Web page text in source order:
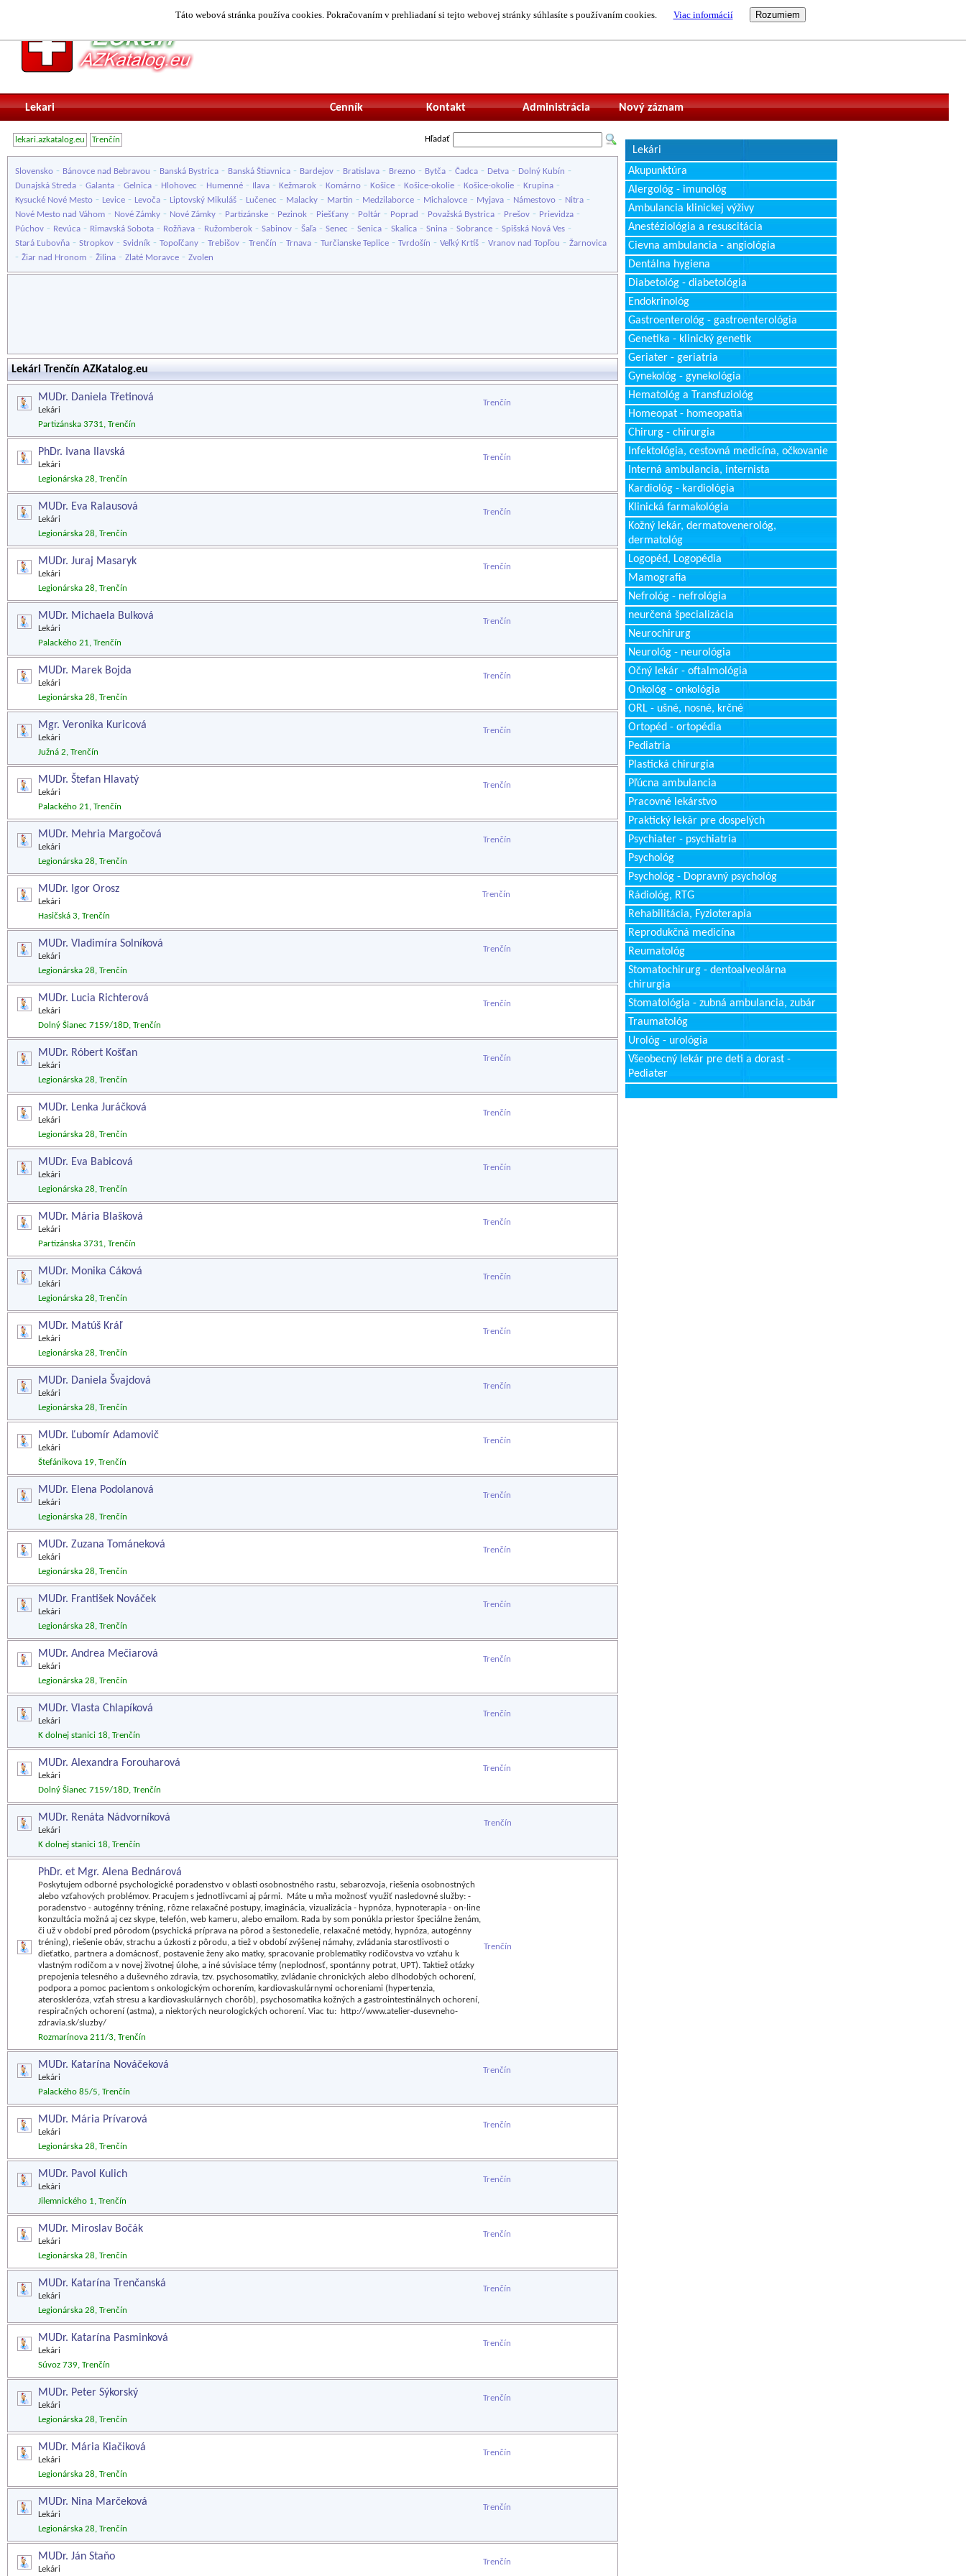
Táto webová stránka používa cookies. Pokračovaním v prehliadaní si tejto webovej stránky súhlasíte s používaním cookies. Viac informácií
Lekari Nový záznam
Administrácia
Kontakt
Cenník
lekari.azkatalog.eu Trenčín Hľadať
Slovensko - Bánovce nad Bebravou - Banská Bystrica - Banská Štiavnica - Bardejov - Bratislava - Brezno - Bytča - Čadca - Detva - Dolný Kubín -
Dunajská Streda - Galanta - Gelnica - Hlohovec - Humenné - Ilava - Kežmarok - Komárno - Košice - Košice-okolie - Košice-okolie - Krupina -
Kysucké Nové Mesto - Levice - Levoča - Liptovský Mikuláš - Lučenec - Malacky - Martin - Medzilaborce - Michalovce - Myjava - Námestovo - Nitra -
Nové Mesto nad Váhom - Nové Zámky - Nové Zámky - Partizánske - Pezinok - Piešťany - Poltár - Poprad - Považská Bystrica - Prešov - Prievidza -
Púchov - Revúca - Rimavská Sobota - Rožňava - Ružomberok - Sabinov - Šaľa - Senec - Senica - Skalica - Snina - Sobrance - Spišská Nová Ves -
Stará Ľubovňa - Stropkov - Svidník - Topoľčany - Trebišov - Trenčín - Trnava - Turčianske Teplice - Tvrdošín - Veľký Krtíš - Vranov nad Topľou - Žarnovica
- Žiar nad Hronom - Žilina - Zlaté Moravce - Zvolen
Lekári Trenčín AZKatalog.eu
MUDr. Daniela Třetinová
Lekári
Trenčín
Partizánska 3731, Trenčín
PhDr. Ivana Ilavská
Lekári
Trenčín
Legionárska 28, Trenčín
MUDr. Eva Ralausová
Lekári
Trenčín
Legionárska 28, Trenčín
MUDr. Juraj Masaryk
Lekári
Trenčín
Legionárska 28, Trenčín
MUDr. Michaela Bulková
Lekári
Trenčín
Palackého 21, Trenčín
MUDr. Marek Bojda
Lekári
Trenčín
Legionárska 28, Trenčín
Mgr. Veronika Kuricová
Lekári
Trenčín
Južná 2, Trenčín
MUDr. Štefan Hlavatý
Lekári
Trenčín
Palackého 21, Trenčín
MUDr. Mehria Margočová
Lekári
Trenčín
Legionárska 28, Trenčín
MUDr. Igor Orosz
Lekári
Trenčín
Hasičská 3, Trenčín
MUDr. Vladimíra Solníková
Lekári
Trenčín
Legionárska 28, Trenčín
MUDr. Lucia Richterová
Lekári
Trenčín
Dolný Šianec 7159/18D, Trenčín
MUDr. Róbert Košťan
Lekári
Trenčín
Legionárska 28, Trenčín
MUDr. Lenka Juráčková
Lekári
Trenčín
Legionárska 28, Trenčín
MUDr. Eva Babicová
Lekári
Trenčín
Legionárska 28, Trenčín
MUDr. Mária Blašková
Lekári
Trenčín
Partizánska 3731, Trenčín
MUDr. Monika Cáková
Lekári
Trenčín
Legionárska 28, Trenčín
MUDr. Matúš Kráľ
Lekári
Trenčín
Legionárska 28, Trenčín
MUDr. Daniela Švajdová
Lekári
Trenčín
Legionárska 28, Trenčín
MUDr. Ľubomír Adamovič
Lekári
Trenčín
Štefánikova 19, Trenčín
MUDr. Elena Podolanová
Lekári
Trenčín
Legionárska 28, Trenčín
MUDr. Zuzana Tománeková
Lekári
Trenčín
Legionárska 28, Trenčín
MUDr. František Nováček
Lekári
Trenčín
Legionárska 28, Trenčín
MUDr. Andrea Mečiarová
Lekári
Trenčín
Legionárska 28, Trenčín
MUDr. Vlasta Chlapíková
Lekári
Trenčín
K dolnej stanici 18, Trenčín
MUDr. Alexandra Forouharová
Lekári
Trenčín
Dolný Šianec 7159/18D, Trenčín
MUDr. Renáta Nádvorníková
Lekári
Trenčín
K dolnej stanici 18, Trenčín
PhDr. et Mgr. Alena Bednárová
Poskytujem odborné psychologické poradenstvo v oblasti osobnostného rastu, sebarozvoja, riešenia osobnostných
alebo vzťahových problémov. Pracujem s jednotlivcami aj pármi. Máte u mňa možnosť využiť nasledovné služby: -
poradenstvo - autogénny tréning, rôzne relaxačné postupy, imaginácia, vizualizácia - hypnóza, hypnoterapia - on-line
konzultácia možná aj cez skype, telefón, web kameru, alebo emailom. Rada by som ponúkla priestor špeciálne ženám,
či už v období pred pôrodom (psychická príprava na pôrod a šestonedelie, relaxačné metódy, hypnóza, autogénny
tréning), riešenie obáv, strachu a úzkosti z pôrodu, a tiež v období zvýšenej námahy, zvládania starostlivosti o
dieťatko, partnera a domácnosť, postavenie ženy ako matky, spracovanie problematiky rodičovstva vo vzťahu k
vlastným rodičom a v novej životnej úlohe, a iné súvisiace témy (neplodnosť, spontánny potrat, UPT). Taktiež otázky
prepojenia telesného a duševného zdravia, tzv. psychosomatiky, zvládanie chronických alebo dlhodobých ochorení,
podpora a pomoc pacientom s onkologickým ochorením, kardiovaskulárnymi ochoreniami (hypertenzia,
ateroskleróza, vzťah stresu a kardiovaskulárnych chorôb), psychosomatika kožných a gastrointestinálnych ochorení,
respiračných ochorení (astma), a niektorých neurologických ochorení. Viac tu: http://www.atelier-dusevneho-
zdravia.sk/sluzby/
Trenčín
Rozmarínova 211/3, Trenčín
MUDr. Katarína Nováčeková
Lekári
Trenčín
Palackého 85/5, Trenčín
MUDr. Mária Prívarová
Lekári
Trenčín
Legionárska 28, Trenčín
MUDr. Pavol Kulich
Lekári
Trenčín
Jilemnického 1, Trenčín
MUDr. Miroslav Bočák
Lekári
Trenčín
Legionárska 28, Trenčín
MUDr. Katarína Trenčanská
Lekári
Trenčín
Legionárska 28, Trenčín
MUDr. Katarína Pasminková
Lekári
Trenčín
Súvoz 739, Trenčín
MUDr. Peter Sýkorský
Lekári
Trenčín
Legionárska 28, Trenčín
MUDr. Mária Kiačiková
Lekári
Trenčín
Legionárska 28, Trenčín
MUDr. Nina Marčeková
Lekári
Trenčín
Legionárska 28, Trenčín
MUDr. Ján Staňo
Lekári
Trenčín
Lekári
Akupunktúra
Alergológ - imunológ
Ambulancia klinickej výživy
Anestéziológia a resuscitácia
Cievna ambulancia - angiológia
Dentálna hygiena
Diabetológ - diabetológia
Endokrinológ
Gastroenterológ - gastroenterológia
Genetika - klinický genetik
Geriater - geriatria
Gynekológ - gynekológia
Hematológ a Transfuziológ
Homeopat - homeopatia
Chirurg - chirurgia
Infektológia, cestovná medicína, očkovanie
Interná ambulancia, internista
Kardiológ - kardiológia
Klinická farmakológia
Kožný lekár, dermatovenerológ,
dermatológ
Logopéd, Logopédia
Mamografia
Nefrológ - nefrológia
neurčená špecializácia
Neurochirurg
Neurológ - neurológia
Očný lekár - oftalmológia
Onkológ - onkológia
ORL - ušné, nosné, krčné
Ortopéd - ortopédia
Pediatria
Plastická chirurgia
Pľúcna ambulancia
Pracovné lekárstvo
Praktický lekár pre dospelých
Psychiater - psychiatria
Psychológ
Psychológ - Dopravný psychológ
Rádiológ, RTG
Rehabilitácia, Fyzioterapia
Reprodukčná medicína
Reumatológ
Stomatochirurg - dentoalveolárna
chirurgia
Stomatológia - zubná ambulancia, zubár
Traumatológ
Urológ - urológia
Všeobecný lekár pre deti a dorast -
Pediater